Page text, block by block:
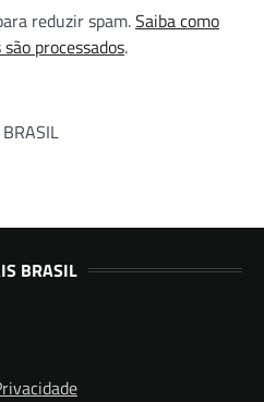
reduzir spam.Saiba como
processados.
BRASIL